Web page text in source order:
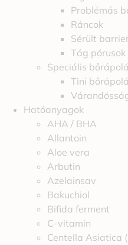
Problémás
Ráncok
Sérült
Tág pórusok
Speciális
Tini
Hatóanyagok
AHA / BHA
Allantoin
Aloe vera
Arbutin
Azelainsav
Bakuchiol
Bifida ferment
C-vitamin
Centella Asiatica